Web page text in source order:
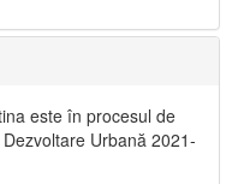
este în procesul de
Urbană 2021‐